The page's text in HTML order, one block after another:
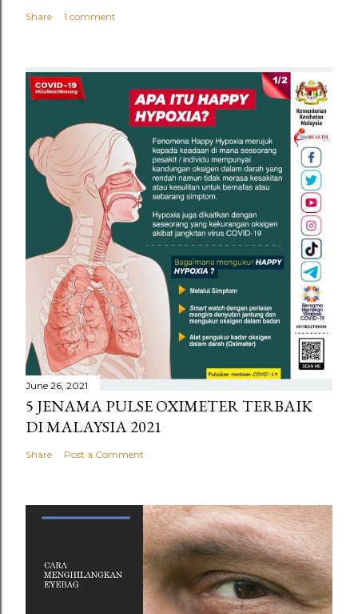
Share 1 comment
June 26, 2021
5 JENAMA PULSE OXIMETER TERBAIK
DI MALAYSIA 2021
Share Post a Comment